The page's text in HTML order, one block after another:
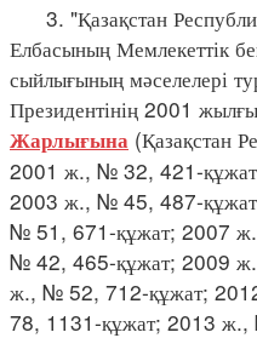
3. "Қазақстан
Елбасының Мемлекеттік
сыйлығының мәселелері
Президентінің 2001
Жарлығына (Қазақстан
2001 ж., № 32, 421-
2003 ж., № 45, 487-
№ 51, 671-құжат; 2007
№ 42, 465-құжат; 2009
ж., № 52, 712-құжат;
78, 1131-құжат; 2013